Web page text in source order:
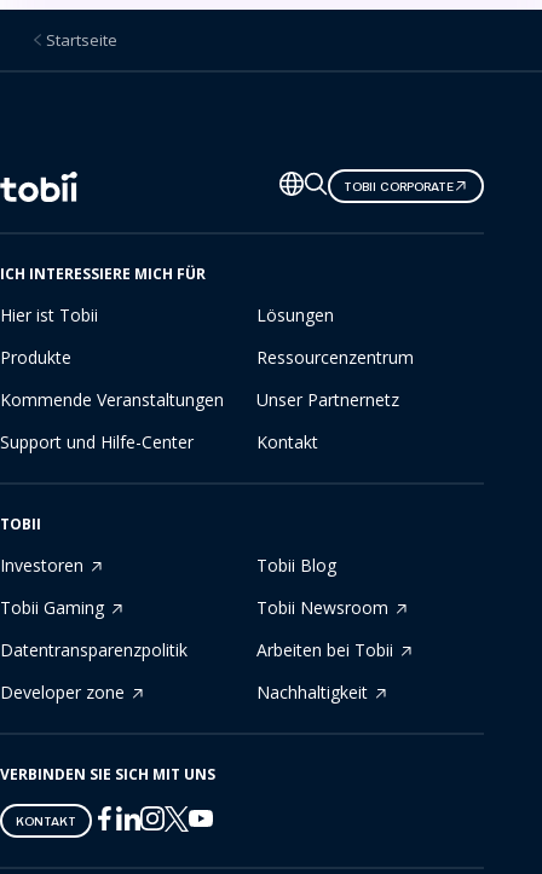
Startseite
Sprache
ändern
TOBII CORPORATE
ICH INTERESSIERE MICH FÜR
Hier ist Tobii
Lösungen
Produkte
Ressourcenzentrum
Kommende Veranstaltungen
Unser Partnernetz
Support und Hilfe-Center
Kontakt
TOBII
Investoren
Tobii Blog
Tobii Gaming
Tobii Newsroom
Datentransparenzpolitik
Arbeiten bei Tobii
Developer zone
Nachhaltigkeit
VERBINDEN SIE SICH MIT UNS
KONTAKT
Tobii
on
Facebook
Tobii
on
Linkedin
Tobii
on
Instagram
Tobii
on
Twitter
Tobii
on
Youtube